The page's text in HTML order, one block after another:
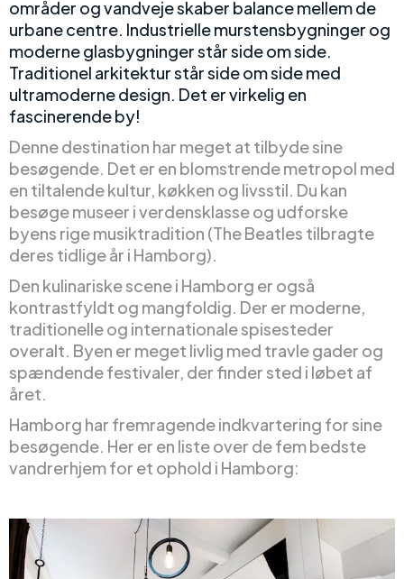
områder og vandveje skaber balance mellem de
urbane centre. Industrielle murstensbygninger og
moderne glasbygninger står side om side.
Traditionel arkitektur står side om side med
ultramoderne design. Det er virkelig en
fascinerende by!
Denne destination har meget at tilbyde sine
besøgende. Det er en blomstrende metropol med
en tiltalende kultur, køkken og livsstil. Du kan
besøge museer i verdensklasse og udforske
byens rige musiktradition (The Beatles tilbragte
deres tidlige år i Hamborg).
Den kulinariske scene i Hamborg er også
kontrastfyldt og mangfoldig. Der er moderne,
traditionelle og internationale spisesteder
overalt. Byen er meget livlig med travle gader og
spændende festivaler, der finder sted i løbet af
året.
Hamborg har fremragende indkvartering for sine
besøgende. Her er en liste over de fem bedste
vandrerhjem for et ophold i Hamborg: